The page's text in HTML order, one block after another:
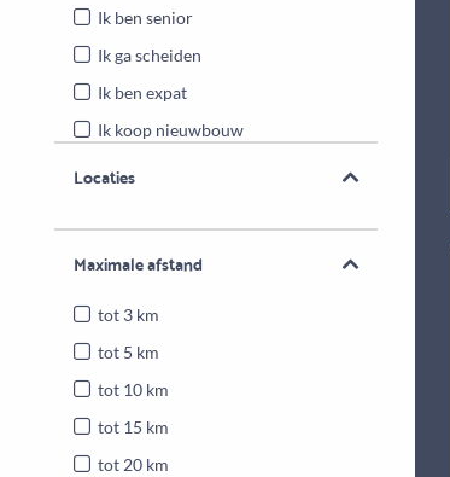
Ik ben senior
Ik ga scheiden
Ik ben expat
Ik koop nieuwbouw
Locaties
Maximale afstand
tot 3 km
tot 5 km
tot 10 km
tot 15 km
tot 20 km